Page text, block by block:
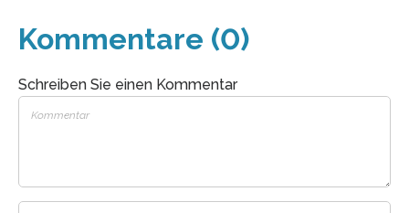
Kommentare (0)
Schreiben Sie einen Kommentar